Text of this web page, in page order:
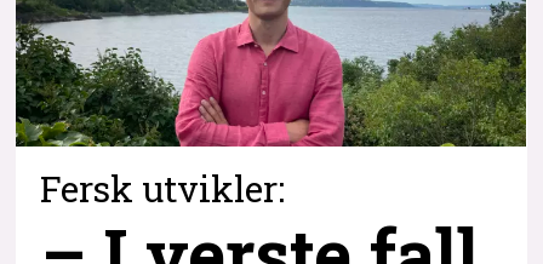
Fersk utvikler: